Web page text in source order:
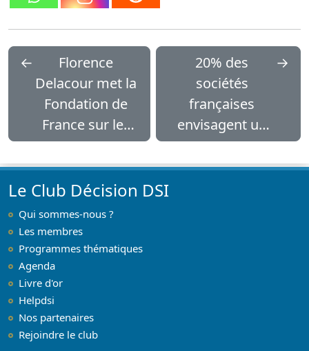
←
Florence
Delacour met la
Fondation de
France sur les
rails du
numérique
20% des
sociétés
françaises
envisagent un
système
d’information en
→
Le Club Décision DSI
Qui sommes-nous ?
Les membres
Programmes thématiques
Agenda
Livre d'or
Helpdsi
Nos partenaires
Rejoindre le club